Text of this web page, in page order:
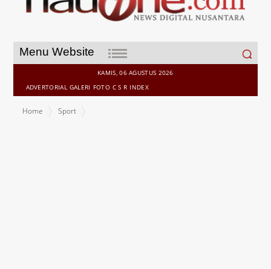
Menu Website
Search
for:
KAMIS, 06 AGUSTUS 2026
ADVERTORIAL GALERI FOTO C S R INDEX
Home
Sport